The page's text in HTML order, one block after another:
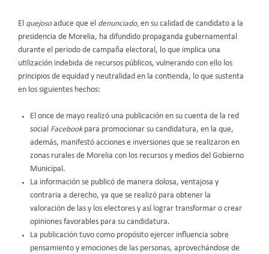
El quejoso aduce que el denunciado, en su calidad de candidato a la
presidencia de Morelia, ha difundido propaganda gubernamental
durante el periodo de campaña electoral, lo que implica una
utilización indebida de recursos públicos, vulnerando con ello los
principios de equidad y neutralidad en la contienda, lo que sustenta
en los siguientes hechos:
El once de mayo realizó una publicación en su cuenta de la red
social Facebook para promocionar su candidatura, en la que,
además, manifestó acciones e inversiones que se realizaron en
zonas rurales de Morelia con los recursos y medios del Gobierno
Municipal.
La información se publicó de manera dolosa, ventajosa y
contraria a derecho, ya que se realizó para obtener la
valoración de las y los electores y así lograr transformar o crear
opiniones favorables para su candidatura.
La publicación tuvo como propósito ejercer influencia sobre
pensamiento y emociones de las personas, aprovechándose de